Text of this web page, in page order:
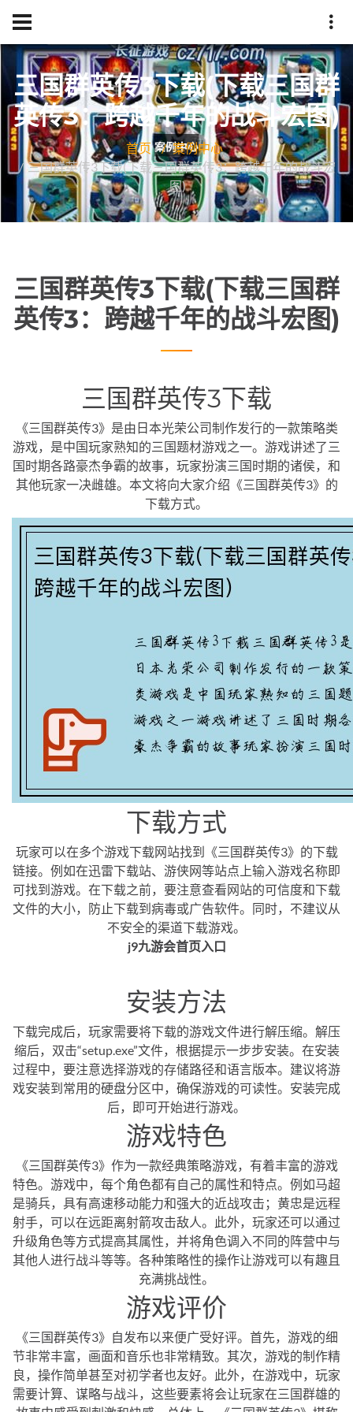
三国群英传3下载(下载三国群
英传3：跨越千年的战斗宏图)
首页
案例中心
三国群英传3下载(下载三国群英传3：跨越千年的战斗宏
图)
三国群英传3下载(下载三国群
英传3：跨越千年的战斗宏图)
三国群英传3下载
《三国群英传3》是由日本光荣公司制作发行的一款策略类
游戏，是中国玩家熟知的三国题材游戏之一。游戏讲述了三
国时期各路豪杰争霸的故事，玩家扮演三国时期的诸侯，和
其他玩家一决雌雄。本文将向大家介绍《三国群英传3》的
下载方式。
下载方式
玩家可以在多个游戏下载网站找到《三国群英传3》的下载
链接。例如在迅雷下载站、游侠网等站点上输入游戏名称即
可找到游戏。在下载之前，要注意查看网站的可信度和下载
文件的大小，防止下载到病毒或广告软件。同时，不建议从
不安全的渠道下载游戏。
j9九游会首页入口
安装方法
下载完成后，玩家需要将下载的游戏文件进行解压缩。解压
缩后，双击“setup.exe”文件，根据提示一步步安装。在安装
过程中，要注意选择游戏的存储路径和语言版本。建议将游
戏安装到常用的硬盘分区中，确保游戏的可读性。安装完成
后，即可开始进行游戏。
游戏特色
《三国群英传3》作为一款经典策略游戏，有着丰富的游戏
特色。游戏中，每个角色都有自己的属性和特点。例如马超
是骑兵，具有高速移动能力和强大的近战攻击；黄忠是远程
射手，可以在远距离射箭攻击敌人。此外，玩家还可以通过
升级角色等方式提高其属性，并将角色调入不同的阵营中与
其他人进行战斗等等。各种策略性的操作让游戏可以有趣且
充满挑战性。
游戏评价
《三国群英传3》自发布以来便广受好评。首先，游戏的细
节非常丰富，画面和音乐也非常精致。其次，游戏的制作精
良，操作简单甚至对初学者也友好。此外，在游戏中，玩家
需要计算、谋略与战斗，这些要素将会让玩家在三国群雄的